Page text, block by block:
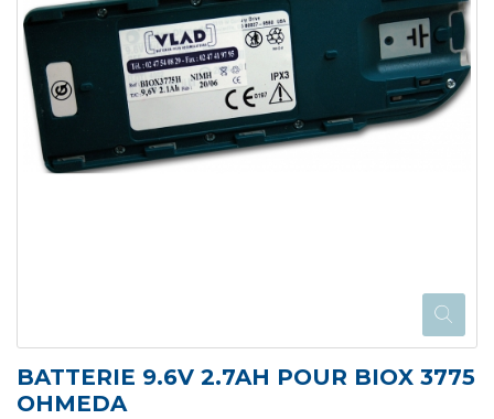
BATTERIE 9.6V 2.7AH POUR BIOX 3775
OHMEDA